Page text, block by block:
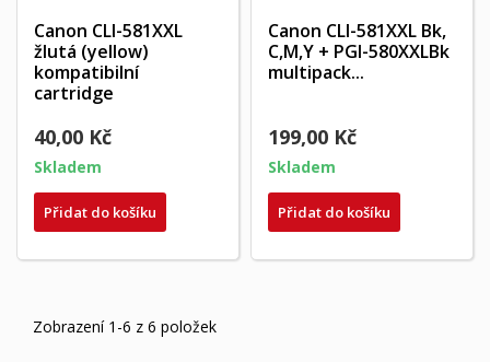
Canon CLI-581XXL
žlutá (yellow)
kompatibilní
cartridge
40,00 Kč
Skladem
Přidat do košíku
Canon CLI-581XXL Bk,
C,M,Y + PGI-580XXLBk
multipack...
199,00 Kč
Skladem
Přidat do košíku
Zobrazení 1-6 z 6 položek